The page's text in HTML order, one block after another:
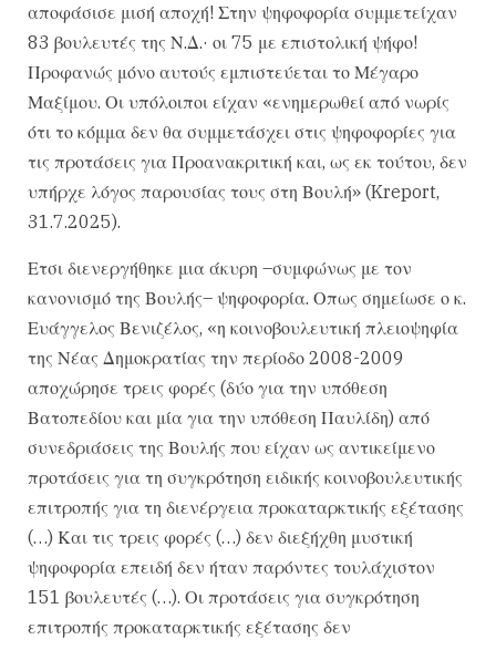
αποφάσισε μισή αποχή! Στην ψηφοφορία συμμετείχαν
83 βουλευτές της Ν.Δ.· οι 75 με επιστολική ψήφο!
Προφανώς μόνο αυτούς εμπιστεύεται το Μέγαρο
Μαξίμου. Οι υπόλοιποι είχαν «ενημερωθεί από νωρίς
ότι το κόμμα δεν θα συμμετάσχει στις ψηφοφορίες για
τις προτάσεις για Προανακριτική και, ως εκ τούτου, δεν
υπήρχε λόγος παρουσίας τους στη Βουλή» (Kreport,
31.7.2025).
Ετσι διενεργήθηκε μια άκυρη –συμφώνως με τον
κανονισμό της Βουλής– ψηφοφορία. Οπως σημείωσε ο κ.
Ευάγγελος Βενιζέλος, «η κοινοβουλευτική πλειοψηφία
της Νέας Δημοκρατίας την περίοδο 2008-2009
αποχώρησε τρεις φορές (δύο για την υπόθεση
Βατοπεδίου και μία για την υπόθεση Παυλίδη) από
συνεδριάσεις της Βουλής που είχαν ως αντικείμενο
προτάσεις για τη συγκρότηση ειδικής κοινοβουλευτικής
επιτροπής για τη διενέργεια προκαταρκτικής εξέτασης
(…) Και τις τρεις φορές (…) δεν διεξήχθη μυστική
ψηφοφορία επειδή δεν ήταν παρόντες τουλάχιστον
151 βουλευτές (…). Οι προτάσεις για συγκρότηση
επιτροπής προκαταρκτικής εξέτασης δεν